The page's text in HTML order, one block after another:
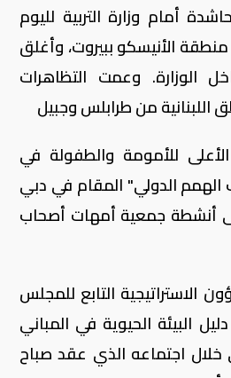
أمام وزارة التربية لليوم
الأنيسكو ببيروت، وأغلق
الوزارة. وعمت التظاهرات
اللبنانية من طرابلس وجبيل
للأمومة والطفولة في
الدولي" المقام في دبي
أنشطة جمعية أمهات أصحاب
التابع للمجلس
البيئة الحيوية في المباني
خلال اجتماعه الذي عقد صباح